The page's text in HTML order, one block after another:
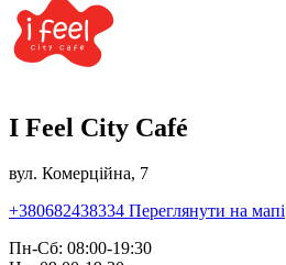
I Feel City Café
вул. Комерційна, 7
+380682438334 Переглянути на мапі
Пн-Сб: 08:00-19:30